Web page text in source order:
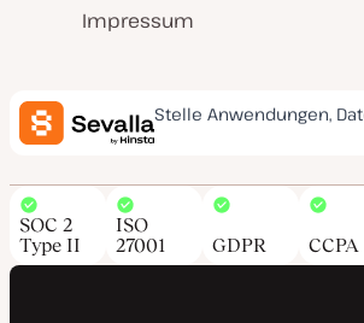
Impressum
Stelle Anwendungen,
SOC 2
Type II
ISO
27001
GDPR CCPA